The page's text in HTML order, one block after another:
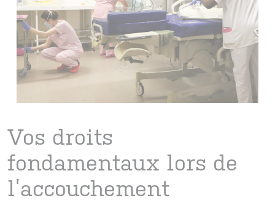
Vos droits
fondamentaux lors de
l’accouchement